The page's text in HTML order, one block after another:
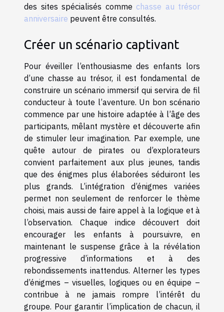
des sites spécialisés comme chasse au trésor
anniversaire peuvent être consultés.
Créer un scénario captivant
Pour éveiller l’enthousiasme des enfants lors
d’une chasse au trésor, il est fondamental de
construire un scénario immersif qui servira de fil
conducteur à toute l’aventure. Un bon scénario
commence par une histoire adaptée à l’âge des
participants, mêlant mystère et découverte afin
de stimuler leur imagination. Par exemple, une
quête autour de pirates ou d’explorateurs
convient parfaitement aux plus jeunes, tandis
que des énigmes plus élaborées séduiront les
plus grands. L’intégration d’énigmes variées
permet non seulement de renforcer le thème
choisi, mais aussi de faire appel à la logique et à
l’observation. Chaque indice découvert doit
encourager les enfants à poursuivre, en
maintenant le suspense grâce à la révélation
progressive d’informations et à des
rebondissements inattendus. Alterner les types
d’énigmes – visuelles, logiques ou en équipe –
contribue à ne jamais rompre l’intérêt du
groupe. Pour garantir l’implication de chacun, il